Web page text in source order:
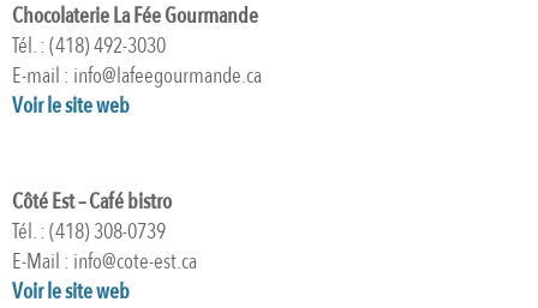
Chocolaterie LaFée Gourmande
Tél. : (418) 492-3030
E-mail : info@lafeegourmande.ca
Voir le site web
Côté Est – Café bistro
Tél. : (418) 308-0739
E-Mail : info@cote-est.ca
Voir le site web